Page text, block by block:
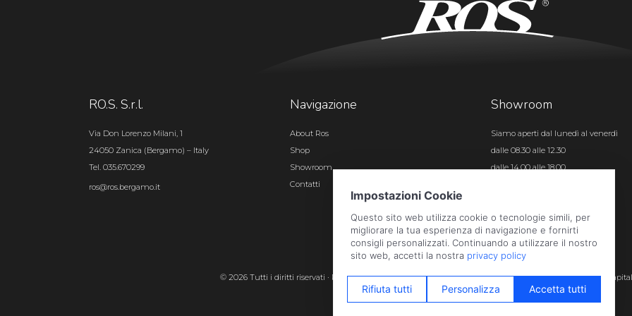
RO.S. S.r.l.
Via Don Lorenzo Milani, 1
24050 Zanica (Bergamo) – Italy
Tel. 035.670299
ros@ros.bergamo.it
Navigazione
About Ros
Shop
Showroom
Contatti
Showroom
Siamo aperti dal lunedì al venerdì
dalle 08.30 alle 12.30
dalle 14.00 alle 18.00
© 2026 Tutti i diritti riservati · P.iva e c.f. 01496180165 · Iscr. registro imprese di Bergamo n. 01496180165 ·